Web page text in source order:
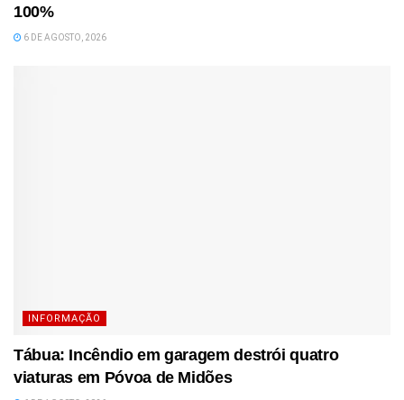
100%
6 DE AGOSTO, 2026
INFORMAÇÃO
Tábua: Incêndio em garagem destrói quatro
viaturas em Póvoa de Midões